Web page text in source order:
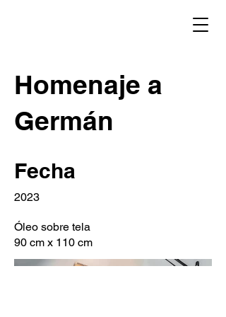
Homenaje a
Germán
Fecha
2023
Óleo sobre tela
90 cm x 110 cm